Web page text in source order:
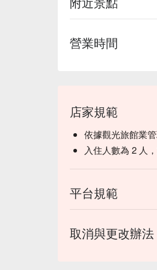
營業時間
店家規範
依據觀光旅館業
入住人數為 2 人
平台規範
取消與更改辦法